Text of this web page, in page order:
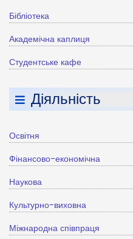
Бібліотека
Академічна каплиця
Студентське кафе
Діяльність
Освітня
Фінансово-економічна
Наукова
Культурно-виховна
Міжнародна співпраця